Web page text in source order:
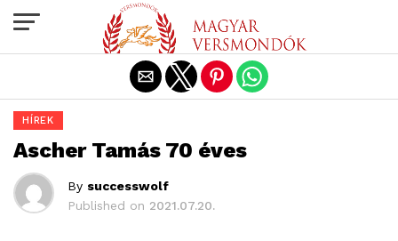
HÍREK
Ascher Tamás 70 éves
By successwolf
Published on 2021.07.20.
Exit mobile version